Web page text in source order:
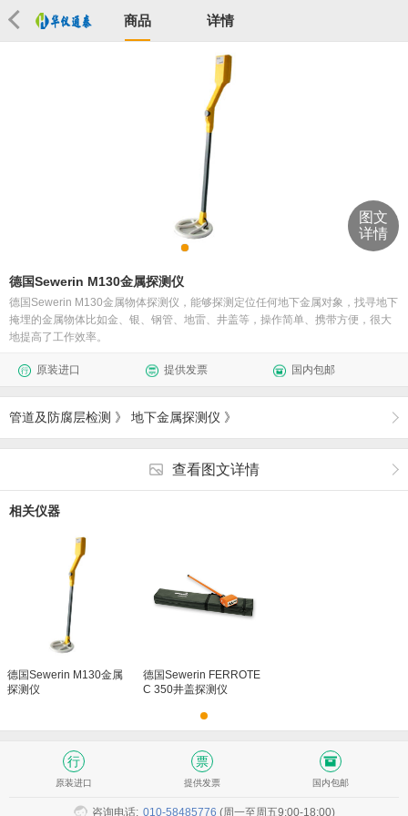
商品 详情
图文
详情
德国Sewerin M130金属探测仪
德国Sewerin M130金属物体探测仪，能够探测定位任何地下金属对象，找寻地下
掩埋的金属物体比如金、银、钢管、地雷、井盖等，操作简单、携带方便，很大
地提高了工作效率。
原装进口 提供发票 国内包邮
管道及防腐层检测 》 地下金属探测仪 》
查看图文详情
相关仪器
德国Sewerin M130金属
探测仪
德国Sewerin FERROTE
C 350井盖探测仪
原装进口 提供发票 国内包邮
咨询电话: 010-58485776 (周一至周五9:00-18:00)